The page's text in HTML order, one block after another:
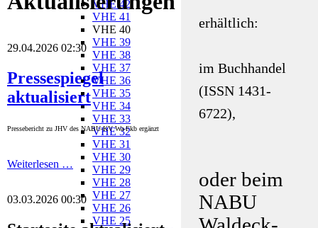
VHE 42
VHE 41
VHE 40
VHE 39
VHE 38
VHE 37
VHE 36
VHE 35
VHE 34
VHE 33
VHE 32
VHE 31
VHE 30
VHE 29
VHE 28
VHE 27
VHE 26
VHE 25
29.04.2026 02:30
Pressespiegel
aktualisiert
Pressebericht zu JHV des NABU-KV Wa-Fkb ergänzt
Weiterlesen …
03.03.2026 00:30
erhältlich:
im Buchhandel
(ISSN 1431-
6722),
oder beim
NABU